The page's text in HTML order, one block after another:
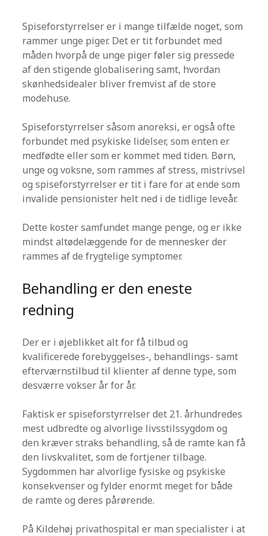
Spiseforstyrrelser er i mange tilfælde noget, som
rammer unge piger. Det er tit forbundet med
måden hvorpå de unge piger føler sig pressede
af den stigende globalisering samt, hvordan
skønhedsidealer bliver fremvist af de store
modehuse.
Spiseforstyrrelser såsom anoreksi, er også ofte
forbundet med psykiske lidelser, som enten er
medfødte eller som er kommet med tiden. Børn,
unge og voksne, som rammes af stress, mistrivsel
og spiseforstyrrelser er tit i fare for at ende som
invalide pensionister helt ned i de tidlige leveår.
Dette koster samfundet mange penge, og er ikke
mindst altødelæggende for de mennesker der
rammes af de frygtelige symptomer.
Behandling er den eneste
redning
Der er i øjeblikket alt for få tilbud og
kvalificerede forebyggelses-, behandlings- samt
efterværnstilbud til klienter af denne type, som
desværre vokser år for år.
Faktisk er spiseforstyrrelser det 21. århundredes
mest udbredte og alvorlige livsstilssygdom og
den kræver straks behandling, så de ramte kan få
den livskvalitet, som de fortjener tilbage.
Sygdommen har alvorlige fysiske og psykiske
konsekvenser og fylder enormt meget for både
de ramte og deres pårørende.
På Kildehøj privathospital er man specialister i at